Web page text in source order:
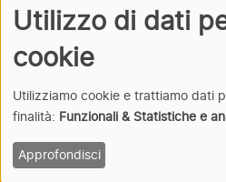
CONTATTI PRIVACY
Clori · Archivio della
Utilizzo di dati
cookie
Utilizziamo cookie e trattiamo dati
finalità: Funzionali & Statistiche e
Approfondisci